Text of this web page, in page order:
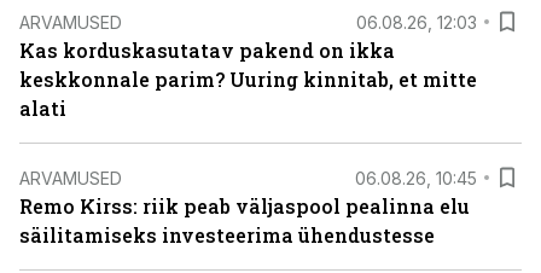
ARVAMUSED 06.08.26, 12:03
Kas korduskasutatav pakend on ikka
keskkonnale parim? Uuring kinnitab, et mitte
alati
ARVAMUSED 06.08.26, 10:45
Remo Kirss: riik peab väljaspool pealinna elu
säilitamiseks investeerima ühendustesse